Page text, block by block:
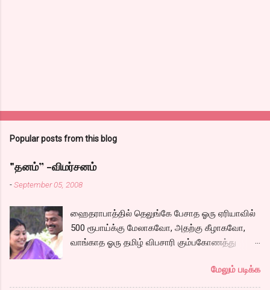
Popular posts from this blog
"தனம்” -விமர்சனம்
-September 05, 2008
ஹைதராபாத்தில் தெலுங்கே பேசாத ஓரு ஏரியாவில்
500 ரூபாய்க்கு மேலாகவோ, அதற்கு கீழாகவோ,
வாங்காத ஓரு தமிழ் விபசாரி கும்பகோணத்து
வாழ்கைபடுகிறாள். அவளுடய வாழ்கை எப்படி
அமைந்தது? என்ற ஓரு நல்ல லைனை , சங்கீதா
மேலும் படிக்க